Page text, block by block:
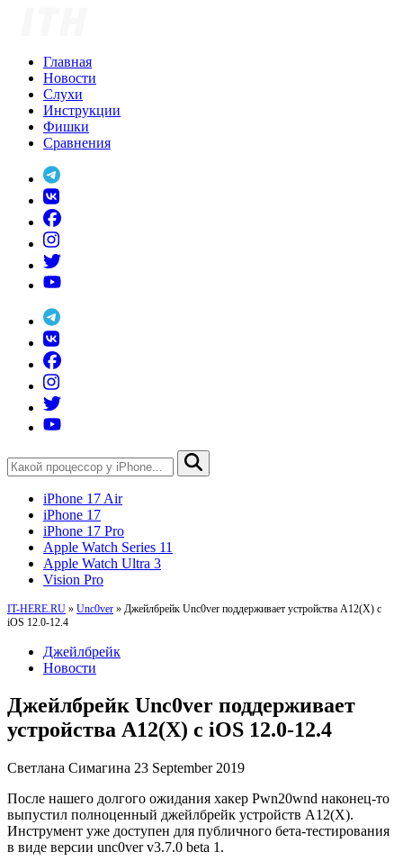
Главная
Новости
Слухи
Инструкции
Фишки
Сравнения
iPhone 17 Air
iPhone 17
iPhone 17 Pro
Apple Watch Series 11
Apple Watch Ultra 3
Vision Pro
IT-HERE.RU » Unc0ver » Джейлбрейк Unc0ver поддерживает устройства A12(X) с
iOS 12.0-12.4
Джейлбрейк
Новости
Джейлбрейк Unc0ver поддерживает
устройства A12(X) с iOS 12.0-12.4
Светлана Симагина 23 September 2019
После нашего долгого ожидания хакер Pwn20wnd наконец-то
выпустил полноценный джейлбрейк устройств A12(X).
Инструмент уже доступен для публичного бета-тестирования
в виде версии unc0ver v3.7.0 beta 1.